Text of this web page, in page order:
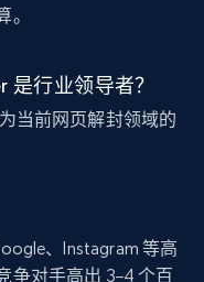
行业领导者？
当前网页解封领域的
、Instagram 等高
争对手高出 3–4 个百